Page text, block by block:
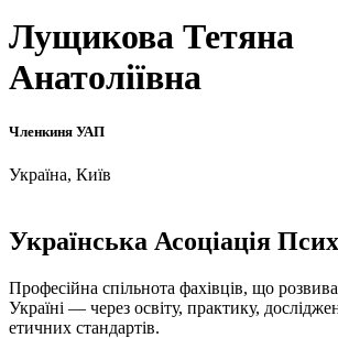
Лущикова Тетяна
Анатоліївна
Членкиня УАП
Україна, Київ
Українська Асоціація
Професійна спільнота фахівців, що
Україні — через освіту, практику,
етичних стандартів.